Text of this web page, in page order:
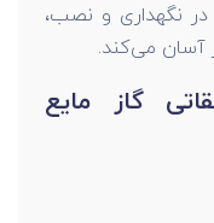
نگهداری و نصب،
آسان می‌کند.
گاز مایع